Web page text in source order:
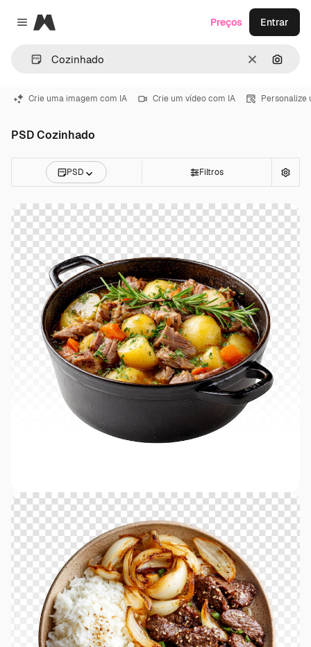
Close menu
Magnific
Limpar
Preços Entrar
Crie uma imagem com IA Crie um vídeo com IA Personalize
PSD Cozinhado
PSD Filtros